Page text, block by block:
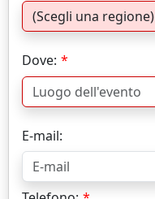
Dove:
E-mail: